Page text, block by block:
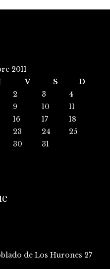
2011
V S
D
2 3
4
9 10
11
16 17
18
23 24
25
30 31
de Los Hurones 27